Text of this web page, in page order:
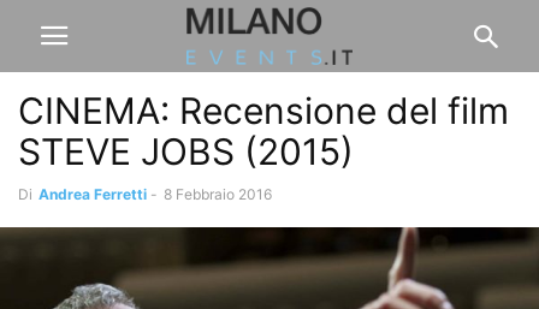
CINEMA: Recensione del film
STEVE JOBS (2015)
Di Andrea Ferretti - 8 Febbraio 2016